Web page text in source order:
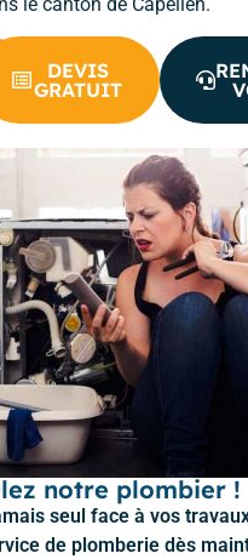
DEVIS
GRATUIT
notre plombier !
seul face à vos
de plomberie dès